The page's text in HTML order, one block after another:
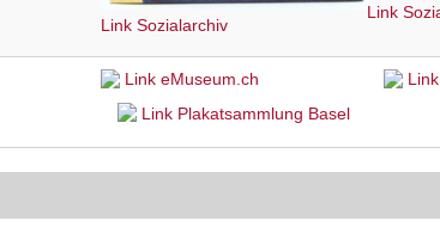
Link Sozialarchiv
Link
Link eMuseum.ch
Link Plakatsammlung Basel